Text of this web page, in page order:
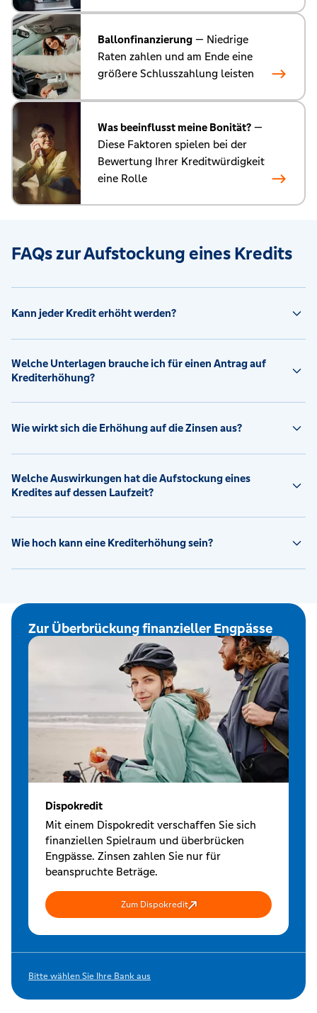
Ballonfinanzierung — Niedrige
Raten zahlen und am Ende eine
größere Schlusszahlung leisten
Was beeinflusst meine Bonität? —
Diese Faktoren spielen bei der
Bewertung Ihrer Kreditwürdigkeit
eine Rolle
FAQs zur Aufstockung eines Kredits
Kann jeder Kredit erhöht werden?
Welche Unterlagen brauche ich für einen Antrag auf
Krediterhöhung?
Wie wirkt sich die Erhöhung auf die Zinsen aus?
Welche Auswirkungen hat die Aufstockung eines
Kredites auf dessen Laufzeit?
Wie hoch kann eine Krediterhöhung sein?
Zur Überbrückung finanzieller Engpässe
Dispokredit
Mit einem Dispokredit verschaffen Sie sich
finanziellen Spielraum und überbrücken
Engpässe. Zinsen zahlen Sie nur für
beanspruchte Beträge.
Zum Dispokredit
Bitte wählen Sie Ihre Bank aus